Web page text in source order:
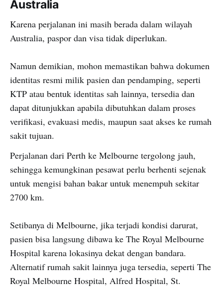
Australia
Karena perjalanan ini masih berada dalam wilayah
Australia, paspor dan visa tidak diperlukan.
Namun demikian, mohon memastikan bahwa dokumen
identitas resmi milik pasien dan pendamping, seperti
KTP atau bentuk identitas sah lainnya, tersedia dan
dapat ditunjukkan apabila dibutuhkan dalam proses
verifikasi, evakuasi medis, maupun saat akses ke rumah
sakit tujuan.
Perjalanan dari Perth ke Melbourne tergolong jauh,
sehingga kemungkinan pesawat perlu berhenti sejenak
untuk mengisi bahan bakar untuk menempuh sekitar
2700 km.
Setibanya di Melbourne, jika terjadi kondisi darurat,
pasien bisa langsung dibawa ke The Royal Melbourne
Hospital karena lokasinya dekat dengan bandara.
Alternatif rumah sakit lainnya juga tersedia, seperti The
Royal Melbourne Hospital, Alfred Hospital, St.